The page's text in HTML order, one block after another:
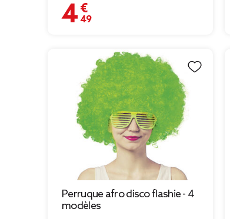
4,49 €
Perruque afro disco flashie - 4
modèles